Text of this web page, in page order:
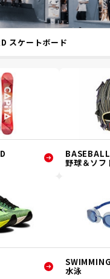
スケートボード
BASEBALL
野球＆ソフ
SWIMMING
水泳